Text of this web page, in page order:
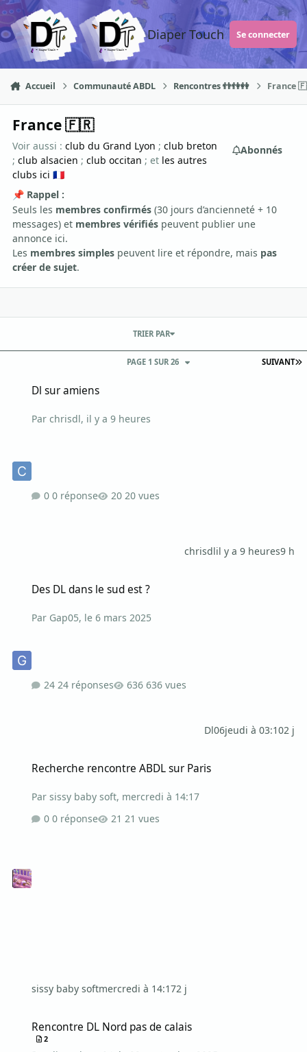
Aller au contenu
Diaper Touch Se connecter
Accueil Communauté ABDL Rencontres 👬👫👭 France
France 🇫🇷
Voir aussi :club du Grand Lyon ;club breton
;club alsacien ;club occitan ; et les autres
clubs ici 🇫🇷
Abonnés
📌 Rappel :
Seuls les membres confirmés (30 jours d’ancienneté + 10
messages) et membres vérifiés peuvent publier une
annonce ici.
Les membres simples peuvent lire et répondre, mais pas
créer de sujet.
SUIVANT
PAGE 1 SUR 26
TRIER PAR
Dl sur amiens
Parchrisdl, il y a 9 heures
0 réponse 20 vues
chrisdlil y a 9 heures9 h
Des DL dans le sud est ?
Par Gap05, le 6 mars 2025
24 réponses 636 vues
Dl06jeudi à 03:102 j
Recherche rencontre ABDL sur Paris
Parsissy baby soft, mercredi à 14:17
0 réponse
21 vues
sissy baby softmercredi à 14:172 j
Rencontre DL Nord pas de calais
2